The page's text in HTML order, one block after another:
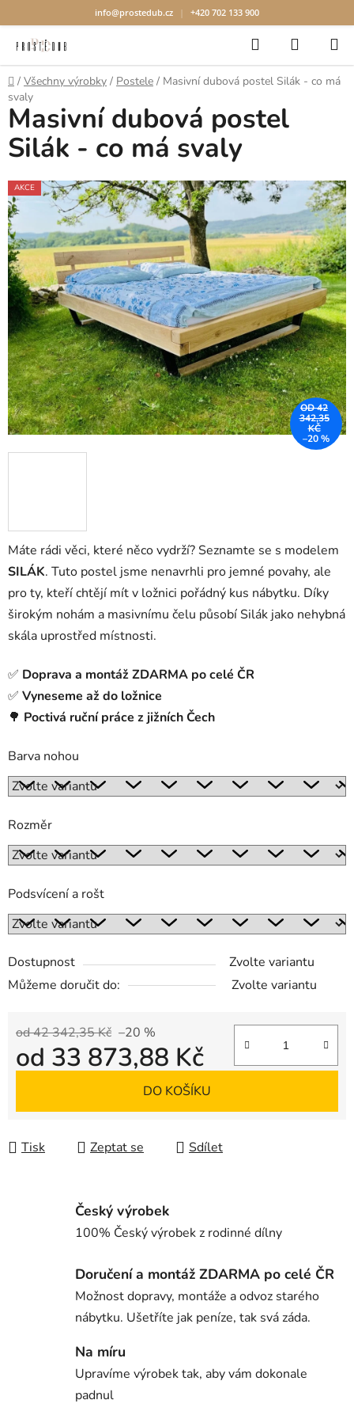
info@prostedub.cz | +420 702 133 900
na
obsah
Hledat
KOŠÍK
Domů
/ Všechny výrobky / Postele / Masivní dubová postel Silák - co má
svaly
Máte rádi věci, které něco vydrží? Seznamte se s modelem
SILÁK. Tuto postel jsme nenavrhli pro jemné povahy, ale
pro ty, kteří chtějí mít v ložnici pořádný kus nábytku. Díky
širokým nohám a masivnímu čelu působí Silák jako nehybná
skála uprostřed místnosti.
✅ Doprava a montáž ZDARMA po celé ČR
✅ Vyneseme až do ložnice
🌳 Poctivá ruční práce z jižních Čech
Barva nohou
Rozměr
Podsvícení a rošt
Dostupnost
Zvolte variantu
Můžeme doručit do:
Zvolte variantu
od 42 342,35 Kč –20 %
od 33 873,88 Kč
DO KOŠÍKU
Tisk Zeptat se Sdílet
Masivní dubová postel
Silák - co má svaly
AKCE
OD 42
342,35
KČ
–20 %
Český výrobek
100% Český výrobek z rodinné dílny
Doručení a montáž ZDARMA po celé ČR
Možnost dopravy, montáže a odvoz starého
nábytku. Ušetříte jak peníze, tak svá záda.
Na míru
Upravíme výrobek tak, aby vám dokonale
padnul